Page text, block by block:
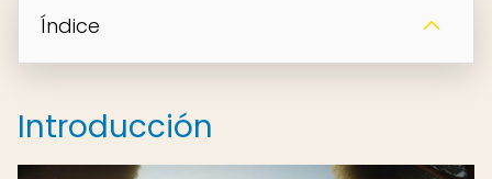
Índice
Introducción